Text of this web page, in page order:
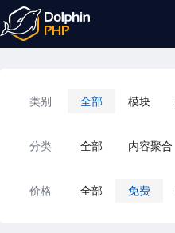
类别 全部 模块
分类 全部 内容聚合
价格 全部 免费